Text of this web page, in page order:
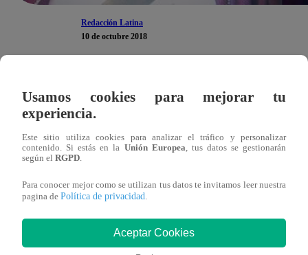
Redacción Latina
10 de octubre 2018
Estados Unidos, Jefferson Farfán decidió utilizar sus
Es así que el delantero del Lokomotiv de Moscú invitó
“Disparen con respeto”. Sin embargo, una de las
solo por lo que decía, sino también por quién la
Usamos cookies para mejorar tu
experiencia.
Este sitio utiliza cookies para analizar el tráfico y personalizar
contenido. Si estás en la Unión Europea, tus datos se gestionarán
según el RGPD.
Para conocer mejor como se utilizan tus datos te invitamos leer nuestra
pagina de Política de privacidad.
Aceptar Cookies